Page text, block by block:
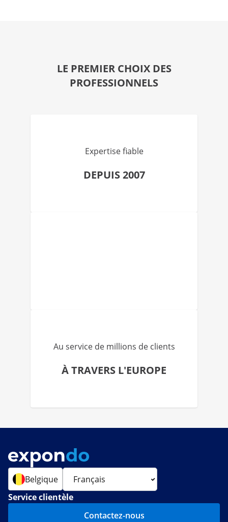
LE PREMIER CHOIX DES
PROFESSIONNELS
Expertise fiable
DEPUIS 2007
Au service de millions de clients
À TRAVERS L'EUROPE
Belgique
Service clientèle
Contactez-nous